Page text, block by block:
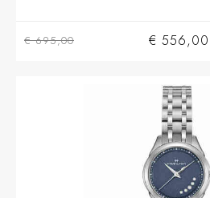
€ 695,00 € 556,00